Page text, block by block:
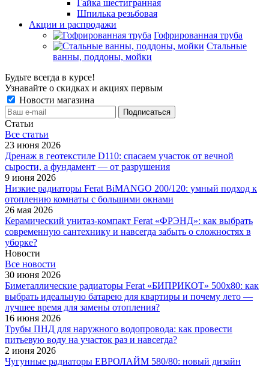
Гайка шестигранная
Шпилька резьбовая
Акции и распродажи
Гофрированная труба
Стальные
ванны, поддоны, мойки
Будьте всегда в курсе!
Узнавайте о скидках и акциях первым
Новости магазина
Статьи
Все cтатьи
23 июня 2026
Дренаж в геотекстиле D110: спасаем участок от вечной
сырости, а фундамент — от разрушения
9 июня 2026
Низкие радиаторы Ferat BiMANGO 200/120: умный подход к
отоплению комнаты с большими окнами
26 мая 2026
Керамический унитаз-компакт Ferat «ФРЭНД»: как выбрать
современную сантехнику и навсегда забыть о сложностях в
уборке?
Новости
Все новости
30 июня 2026
Биметаллические радиаторы Ferat «БИПРИКОТ» 500x80: как
выбрать идеальную батарею для квартиры и почему лето —
лучшее время для замены отопления?
16 июня 2026
Трубы ПНД для наружного водопровода: как провести
питьевую воду на участок раз и навсегда?
2 июня 2026
Чугунные радиаторы ЕВРОЛАЙМ 580/80: новый дизайн